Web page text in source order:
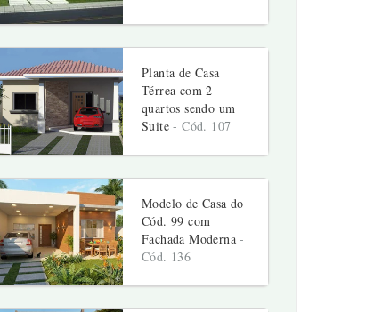
Planta de Casa
Térrea com 2
quartos sendo um
Suite- Cód. 107
Modelo de Casa do
Cód. 99 com
Fachada Moderna-
Cód. 136